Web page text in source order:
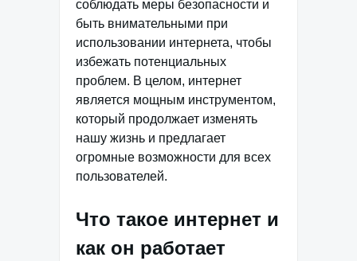
соблюдать меры безопасности и
быть внимательными при
использовании интернета, чтобы
избежать потенциальных
проблем. В целом, интернет
является мощным инструментом,
который продолжает изменять
нашу жизнь и предлагает
огромные возможности для всех
пользователей.
Что такое интернет и
как он работает